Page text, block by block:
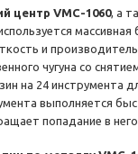
центр VMC-1060, а
и
чугуна со
на 24 инструмента
выполняется
попадание в